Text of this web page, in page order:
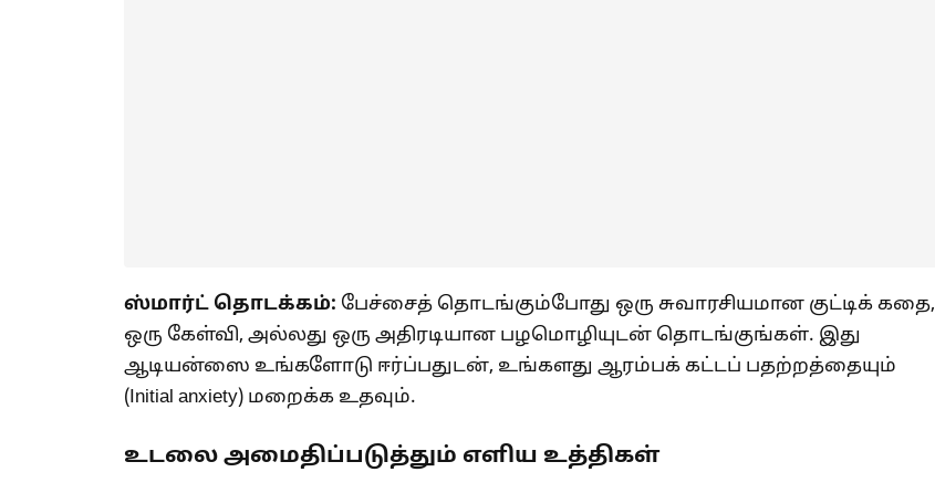
ஸ்மார்ட் தொடக்கம்: பேச்சைத் தொடங்கும்போது ஒரு சுவாரசியமான குட்டிக் கதை,
ஒரு கேள்வி, அல்லது ஒரு அதிரடியான பழமொழியுடன் தொடங்குங்கள். இது
ஆடியன்ஸை உங்களோடு ஈர்ப்பதுடன், உங்களது ஆரம்பக் கட்டப் பதற்றத்தையும்
(Initial anxiety) மறைக்க உதவும்.
உடலை அமைதிப்படுத்தும் எளிய உத்திகள்